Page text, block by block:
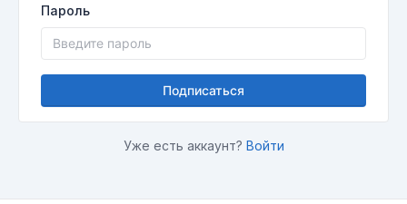
Пароль
Подписаться
Уже есть аккаунт? Войти